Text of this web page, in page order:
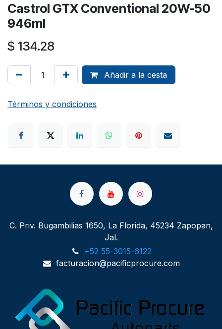
Castrol GTX Conventional 20W-50
946ml
$ 134.28
Añadir a la cesta
Términos y condiciones
C. Priv. Bugambilias 1650, La Florida, 45234 Zapopan,
Jal.
+52 55-3015-6122
facturacion@pacificprocure.com